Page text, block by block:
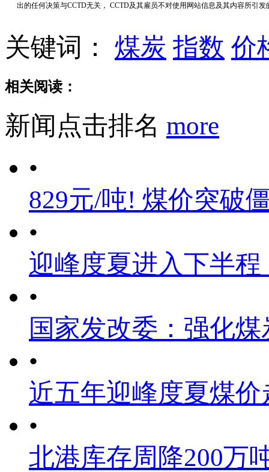
出的任何决策与CCTD无关， CCTD及其雇员不对使用网站信息及其内容所引
关键词： 煤炭 指数 价
相关阅读：
新闻点击排名 more
•
829元/吨! 煤价突破
•
迎峰度夏进入下半
•
国家发改委：强化
•
近五年迎峰度夏煤价
•
北港库存周降200万